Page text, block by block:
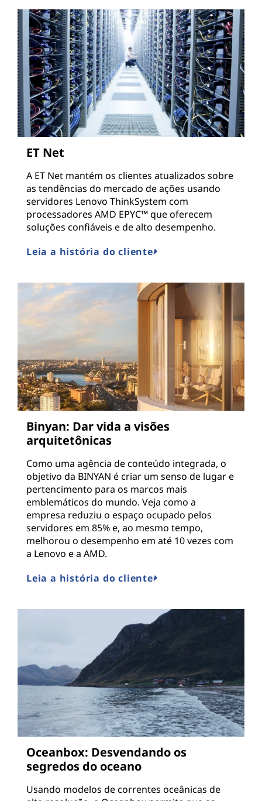
ET Net
A ET Net mantém os clientes atualizados sobre
as tendências do mercado de ações usando
servidores Lenovo ThinkSystem com
processadores AMD EPYC™ que oferecem
soluções confiáveis e de alto desempenho.
Leia a história do cliente
Binyan: Dar vida a visões
arquitetônicas
Como uma agência de conteúdo integrada, o
objetivo da BINYAN é criar um senso de lugar e
pertencimento para os marcos mais
emblemáticos do mundo. Veja como a
empresa reduziu o espaço ocupado pelos
servidores em 85% e, ao mesmo tempo,
melhorou o desempenho em até 10 vezes com
a Lenovo e a AMD.
Leia a história do cliente
Oceanbox: Desvendando os
segredos do oceano
Usando modelos de correntes oceânicas de